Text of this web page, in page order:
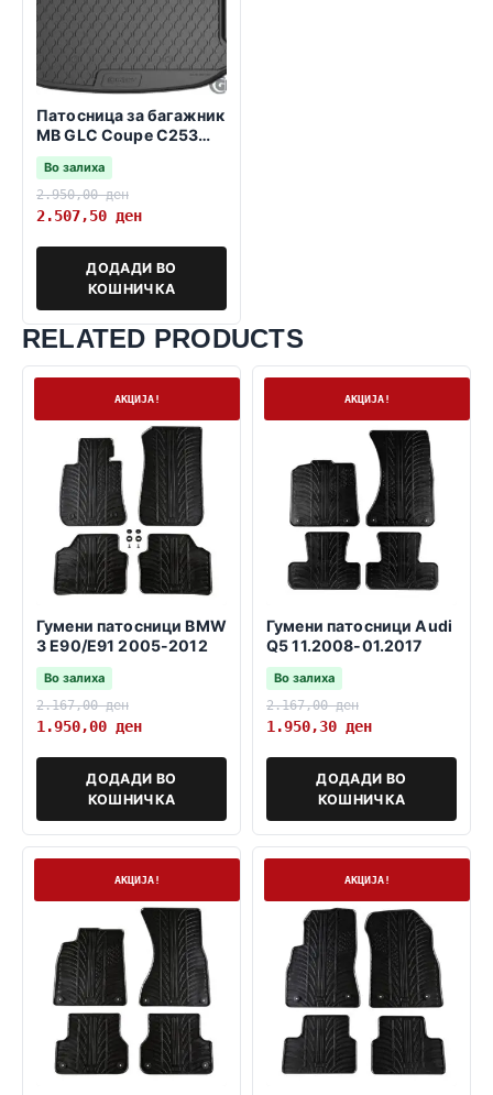
Патосница за багажник
MB GLC Coupe C253
09.2015->
Во залиха
2.950,00ден
2.507,50 ден
ДОДАДИ ВО
КОШНИЧКА
RELATED PRODUCTS
АКЦИЈА!
Гумени патосници BMW
3 E90/E91 2005-2012
Во залиха
2.167,00ден
1.950,00 ден
ДОДАДИ ВО
КОШНИЧКА
АКЦИЈА!
Гумени патосници Audi
Q5 11.2008-01.2017
Во залиха
2.167,00ден
1.950,30 ден
ДОДАДИ ВО
КОШНИЧКА
Нема залихаАКЦИЈА! АКЦИЈА!